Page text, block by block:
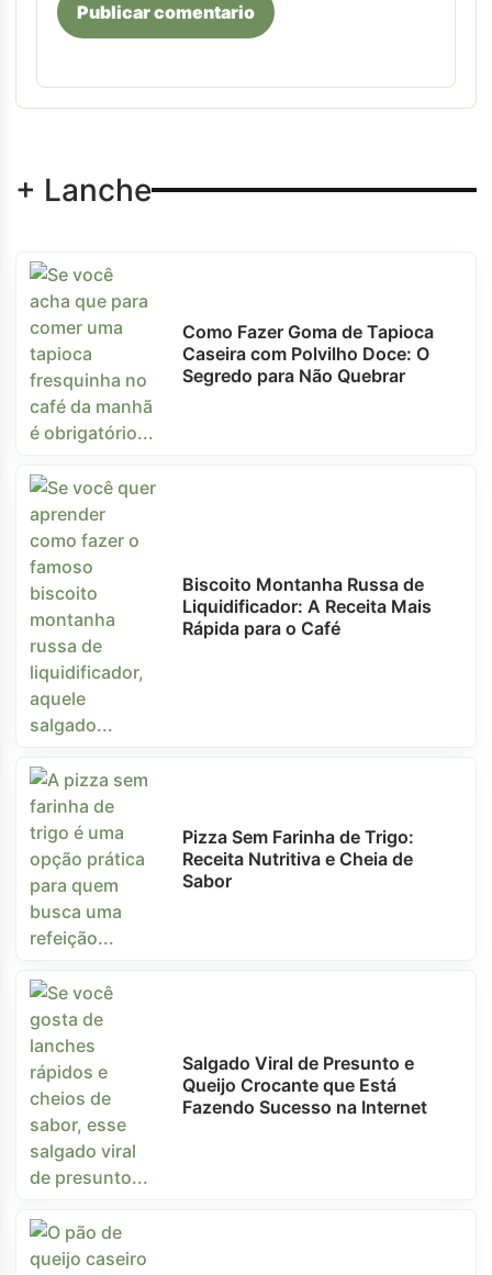
Publicar comentario
+ Lanche
Como Fazer Goma de Tapioca
Caseira com Polvilho Doce: O
Segredo para Não Quebrar
Biscoito Montanha Russa de
Liquidificador: A Receita Mais
Rápida para o Café
Pizza Sem Farinha de Trigo:
Receita Nutritiva e Cheia de
Sabor
Salgado Viral de Presunto e
Queijo Crocante que Está
Fazendo Sucesso na Internet